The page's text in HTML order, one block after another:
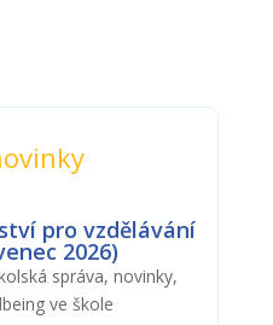
pro vzdělávání
2026)
správa, novinky,
ve škole